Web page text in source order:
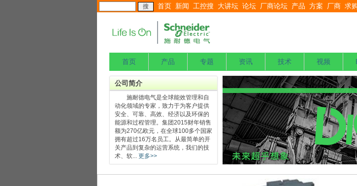
首页 新闻 工控搜 大讲坛 论坛 厂商论坛 产品 方案 厂商 求
首页 产品 专题 资讯 技术 视频
公司简介
施耐德电气是全球能效管理和自
动化领域的专家，致力于为客户提供
安全、可靠、高效、经济以及环保的
能源和过程管理。集团2015财年销售
额为270亿欧元，在全球100多个国家
拥有超过16万名员工。从最简单的开
关产品到复杂的运营系统，我们的技
术、软... 更多>>